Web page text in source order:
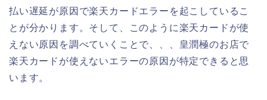
払い遅延が原因で楽天カードエラーを起こしているこ
とが分かります。そして、このように楽天カードが使
えない原因を調べていくことで、、、皇潤極のお店で
楽天カードが使えないエラーの原因が特定できると思
います。